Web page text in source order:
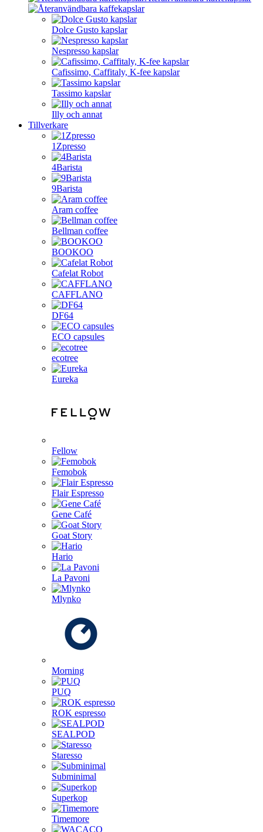
Dolce Gusto kapslar
Nespresso kapslar
Cafissimo, Caffitaly, K-fee kapslar
Tassimo kapslar
Illy och annat
Tillverkare
1Zpresso
4Barista
9Barista
Aram coffee
Bellman coffee
BOOKOO
Cafelat Robot
CAFFLANO
DF64
ECO capsules
ecotree
Eureka
Fellow
Femobok
Flair Espresso
Gene Café
Goat Story
Hario
La Pavoni
Mlynko
Morning
PUQ
ROK espresso
SEALPOD
Staresso
Subminimal
Superkop
Timemore